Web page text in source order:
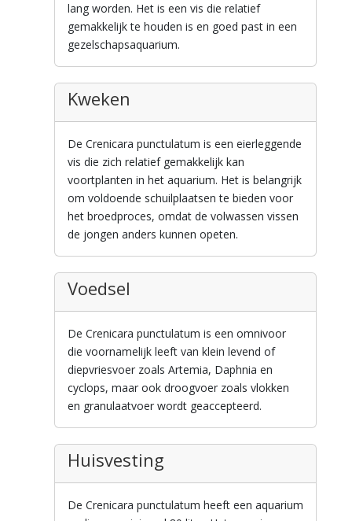
lang worden. Het is een vis die relatief
gemakkelijk te houden is en goed past in een
gezelschapsaquarium.
Kweken
De Crenicara punctulatum is een eierleggende
vis die zich relatief gemakkelijk kan
voortplanten in het aquarium. Het is belangrijk
om voldoende schuilplaatsen te bieden voor
het broedproces, omdat de volwassen vissen
de jongen anders kunnen opeten.
Voedsel
De Crenicara punctulatum is een omnivoor
die voornamelijk leeft van klein levend of
diepvriesvoer zoals Artemia, Daphnia en
cyclops, maar ook droogvoer zoals vlokken
en granulaatvoer wordt geaccepteerd.
Huisvesting
De Crenicara punctulatum heeft een aquarium